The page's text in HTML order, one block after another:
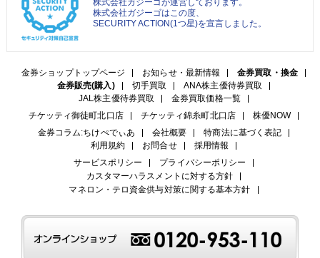
株式会社ガジーゴが運営しております。
株式会社ガジーゴはこの度、
SECURITY ACTION(1つ星)を宣言しました。
金券ショップトップページ お知らせ・最新情報
金券買取・換金
金券販売(購入)
切手買取
ANA株主優待券買取
JAL株主優待券買取
金券買取価格一覧
チケッティ御徒町北口店
チケッティ錦糸町北口店
株優NOW
金券コラム:ちけぺでぃあ
会社概要
特商法に基づく表記
利用規約
お問合せ
採用情報
サービスポリシー
プライバシーポリシー
カスタマーハラスメントに対する方針
マネロン・テロ資金供与対策に関する基本方針